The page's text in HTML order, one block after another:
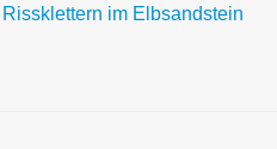
Rissklettern im Elbsandstein